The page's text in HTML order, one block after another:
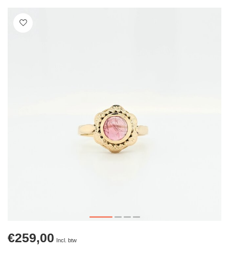
€259,00 Incl. btw